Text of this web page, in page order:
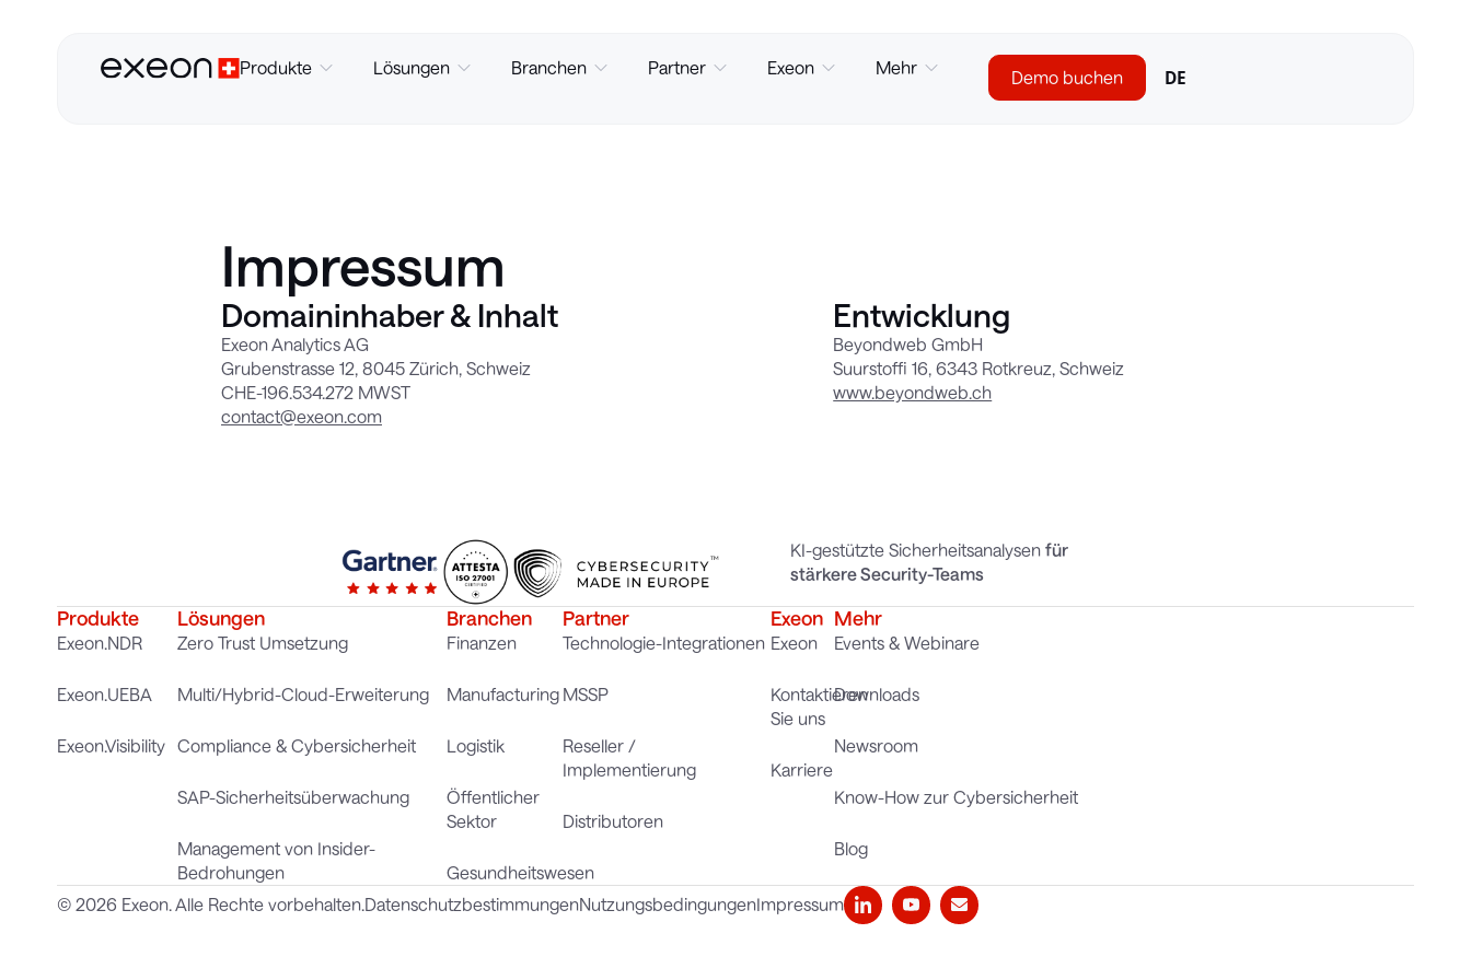
Produkte Lösungen Branchen Partner Exeon Mehr Demo buchen DE
Impressum
Domaininhaber & Inhalt
Exeon Analytics AG
Grubenstrasse 12, 8045 Zürich, Schweiz
CHE-196.534.272 MWST
contact@exeon.com
Entwicklung
Beyondweb GmbH
Suurstoffi 16, 6343 Rotkreuz, Schweiz
www.beyondweb.ch
KI-gestützte Sicherheitsanalysen für
stärkere Security-Teams
Produkte
Exeon.NDR
Exeon.UEBA
Exeon.Visibility
Lösungen
Zero Trust Umsetzung
Multi/Hybrid-Cloud-Erweiterung
Compliance & Cybersicherheit
SAP-Sicherheitsüberwachung
Management von Insider-
Bedrohungen
Branchen
Finanzen
Manufacturing
Logistik
Öffentlicher
Sektor
Gesundheitswesen
Partner
Technologie-Integrationen
MSSP
Reseller /
Implementierung
Distributoren
Exeon
Exeon
Kontaktieren
Sie uns
Karriere
Mehr
Events & Webinare
Downloads
Newsroom
Know-How zur Cybersicherheit
Blog
© 2026 Exeon. Alle Rechte vorbehalten.DatenschutzbestimmungenNutzungsbedingungenImpressum